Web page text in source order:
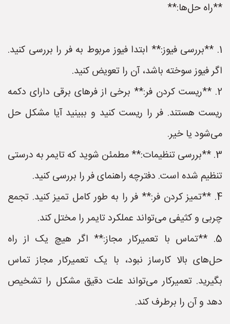
**راه حل‌ها:**
1. **بررسی فیوز:** ابتدا فیوز مربوط به فر را بررسی کنید.
اگر فیوز سوخته باشد، آن را تعویض کنید.
2. **ریست کردن فر:** برخی از فرهای برقی دارای دکمه
ریست هستند. فر را ریست کنید و ببینید آیا مشکل حل
می‌شود یا خیر.
3. **بررسی تنظیمات:** مطمئن شوید که تایمر به درستی
تنظیم شده است. دفترچه راهنمای فر را بررسی کنید.
4. **تمیز کردن فر:** فر را به طور کامل تمیز کنید. تجمع
چربی و کثیفی می‌تواند عملکرد تایمر را مختل کند.
5. **تماس با تعمیرکار مجاز:** اگر هیچ یک از راه
حل‌های بالا کارساز نبود، با یک تعمیرکار مجاز تماس
بگیرید. تعمیرکار می‌تواند علت دقیق مشکل را تشخیص
دهد و آن را برطرف کند.